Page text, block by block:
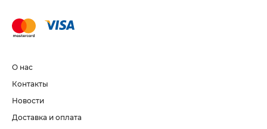
О нас
Контакты
Новости
Доставка и оплата